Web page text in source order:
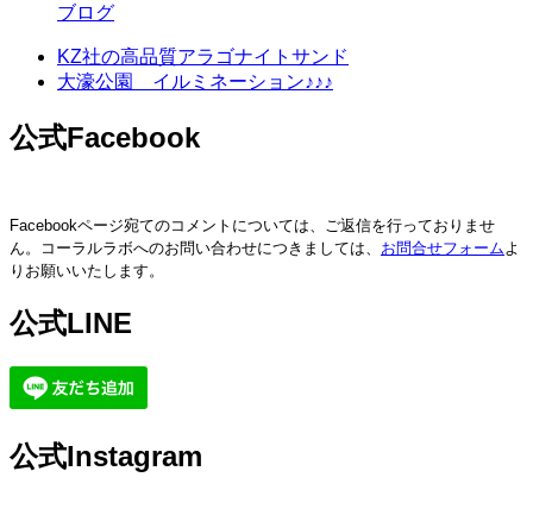
ブログ
KZ社の高品質アラゴナイトサンド
大濠公園 イルミネーション♪♪♪
公式Facebook
Facebookページ宛てのコメントについては、ご返信を行っておりませ
ん。コーラルラボへのお問い合わせにつきましては、 お問合せフォーム よ
りお願いいたします。
公式LINE
公式Instagram